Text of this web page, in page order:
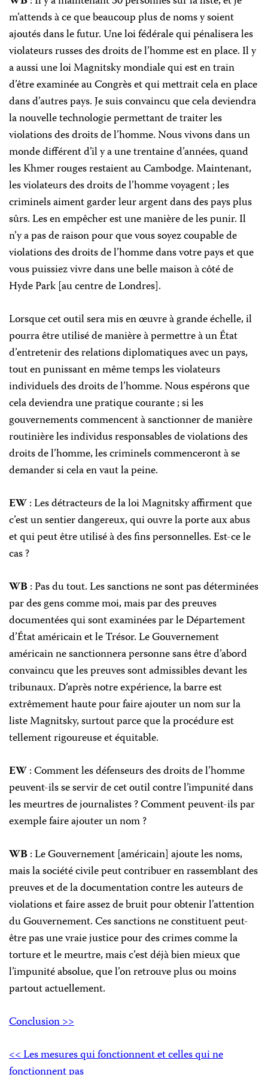
m’attends à ce que beaucoup plus de noms y soient
ajoutés dans le futur. Une loi fédérale qui pénalisera les
violateurs russes des droits de l’homme est en place. Il y
a aussi une loi Magnitsky mondiale qui est en train
d’être examinée au Congrès et qui mettrait cela en place
dans d’autres pays. Je suis convaincu que cela deviendra
la nouvelle technologie permettant de traiter les
violations des droits de l’homme. Nous vivons dans un
monde différent d’il y a une trentaine d’années, quand
les Khmer rouges restaient au Cambodge. Maintenant,
les violateurs des droits de l’homme voyagent ; les
criminels aiment garder leur argent dans des pays plus
sûrs. Les en empêcher est une manière de les punir. Il
n’y a pas de raison pour que vous soyez coupable de
violations des droits de l’homme dans votre pays et que
vous puissiez vivre dans une belle maison à côté de
Hyde Park [au centre de Londres].
Lorsque cet outil sera mis en œuvre à grande échelle, il
pourra être utilisé de manière à permettre à un État
d’entretenir des relations diplomatiques avec un pays,
tout en punissant en même temps les violateurs
individuels des droits de l’homme. Nous espérons que
cela deviendra une pratique courante ; si les
gouvernements commencent à sanctionner de manière
routinière les individus responsables de violations des
droits de l’homme, les criminels commenceront à se
demander si cela en vaut la peine.
EW: Les détracteurs de la loi Magnitsky affirment que
c’est un sentier dangereux, qui ouvre la porte aux abus
et qui peut être utilisé à des fins personnelles. Est-ce le
cas ?
WB: Pas du tout. Les sanctions ne sont pas déterminées
par des gens comme moi, mais par des preuves
documentées qui sont examinées par le Département
d’État américain et le Trésor. Le Gouvernement
américain ne sanctionnera personne sans être d’abord
convaincu que les preuves sont admissibles devant les
tribunaux. D’après notre expérience, la barre est
extrêmement haute pour faire ajouter un nom sur la
liste Magnitsky, surtout parce que la procédure est
tellement rigoureuse et équitable.
EW: Comment les défenseurs des droits de l’homme
peuvent-ils se servir de cet outil contre l’impunité dans
les meurtres de journalistes ? Comment peuvent-ils par
exemple faire ajouter un nom ?
WB: Le Gouvernement [américain] ajoute les noms,
mais la société civile peut contribuer en rassemblant des
preuves et de la documentation contre les auteurs de
violations et faire assez de bruit pour obtenir l’attention
du Gouvernement. Ces sanctions ne constituent peut-
être pas une vraie justice pour des crimes comme la
torture et le meurtre, mais c’est déjà bien mieux que
l’impunité absolue, que l’on retrouve plus ou moins
partout actuellement.
Conclusion >>
<< Les mesures qui fonctionnent et celles qui ne